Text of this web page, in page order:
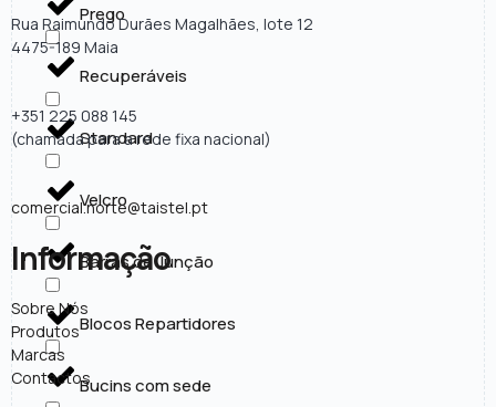
Prego
Recuperáveis
Standard
Velcro
Barras de Junção
Blocos Repartidores
Bucins com sede
Rua Raimundo Durães Magalhães, lote 12
4475-189 Maia
+351 225 088 145
(chamada para a rede fixa nacional)
comercial.norte@taistel.pt
Informação
Sobre Nós
Produtos
Marcas
Contactos